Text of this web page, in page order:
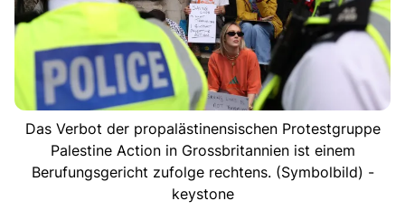
Das Verbot der propalästinensischen Protestgruppe
Palestine Action in Grossbritannien ist einem
Berufungsgericht zufolge rechtens. (Symbolbild) -
keystone